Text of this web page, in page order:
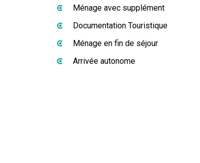
Ménage avec supplément
Documentation Touristique
Ménage en fin de séjour
Arrivée autonome